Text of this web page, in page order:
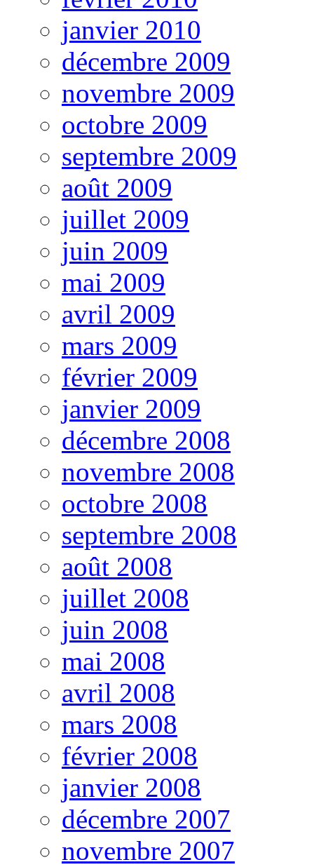
janvier 2010
décembre 2009
novembre 2009
octobre 2009
septembre 2009
août 2009
juillet 2009
juin 2009
mai 2009
avril 2009
mars 2009
février 2009
janvier 2009
décembre 2008
novembre 2008
octobre 2008
septembre 2008
août 2008
juillet 2008
juin 2008
mai 2008
avril 2008
mars 2008
février 2008
janvier 2008
décembre 2007
novembre 2007